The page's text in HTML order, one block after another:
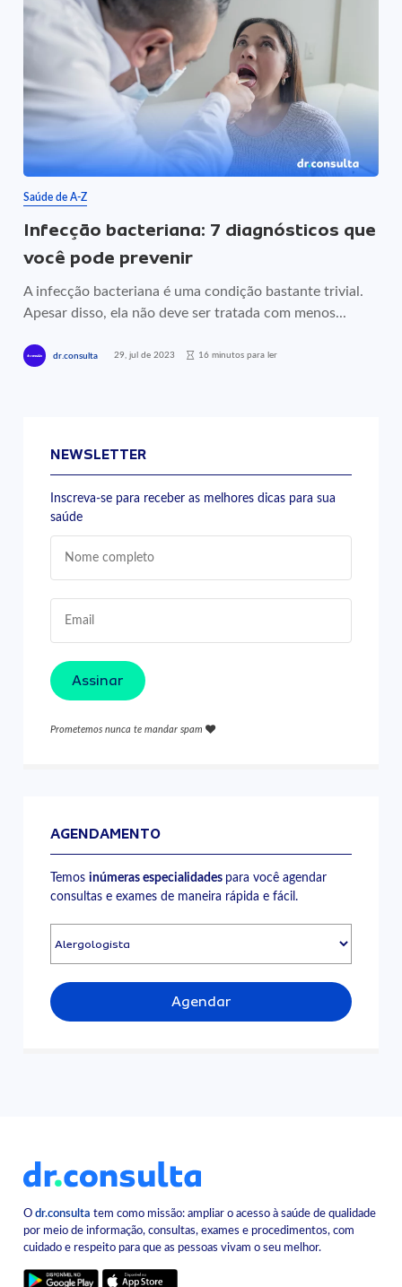
Saúde de A-Z
Infecção bacteriana: 7 diagnósticos que
você pode prevenir
A infecção bacteriana é uma condição bastante trivial.
Apesar disso, ela não deve ser tratada com menos...
dr.consulta 29, jul de 2023 16 minutos para ler
NEWSLETTER
Inscreva-se para receber as melhores dicas para sua
saúde
Assinar
Prometemos nunca te mandar spam
AGENDAMENTO
Temosinúmeras especialidades para você agendar
consultas e exames de maneira rápida e fácil.
Agendar
Odr.consulta tem como missão: ampliar o acesso à saúde de qualidade
por meio de informação, consultas, exames e procedimentos, com
cuidado e respeito para que as pessoas vivam o seu melhor.